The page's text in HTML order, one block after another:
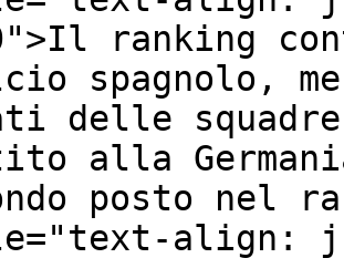
ranking
spagnolo,
delle squadre
alla
posto nel
align: